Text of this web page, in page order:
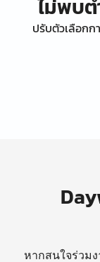
ไม่พบ
ปรับตัวเลือกก
หากสนใจร่วม